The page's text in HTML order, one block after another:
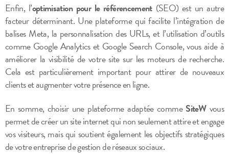
Enfin, l’optimisation pour le référencement(SEO) est un autre
facteur déterminant. Une plateforme qui facilite l’intégration de
balises Meta, la personnalisation des URLs, et l’utilisation d’outils
comme Google Analytics et Google Search Console, vous aide à
améliorer la visibilité de votre site sur les moteurs de recherche.
Cela est particulièrement important pour attirer de nouveaux
clients et augmenter votre présence en ligne.
En somme, choisir une plateforme adaptée comme SiteWvous
permet de créer un site internet qui non seulement attire et engage
vos visiteurs, mais qui soutient également les objectifs stratégiques
de votre entreprise de gestion de réseaux sociaux.